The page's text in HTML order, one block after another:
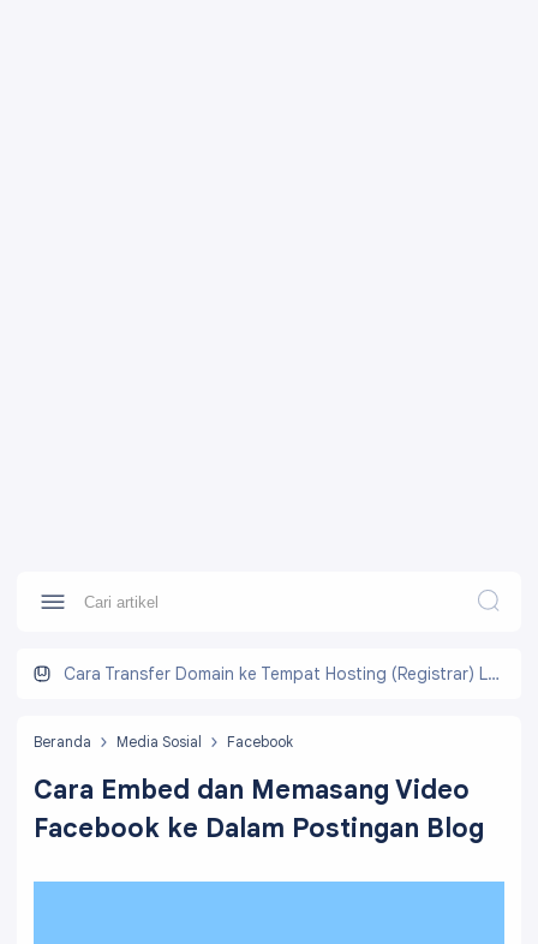
Cara Transfer Domain ke Tempat Hosting (Registrar) Lain
Beranda Media Sosial Facebook
Cara Embed dan Memasang Video
Facebook ke Dalam Postingan Blog